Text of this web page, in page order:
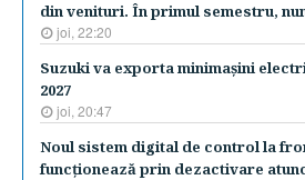
din venituri. În primul semestru,
joi, 22:20
Suzuki va exporta minimaşini
2027
joi, 20:47
Noul sistem digital de control la
funcţionează prin dezactivare